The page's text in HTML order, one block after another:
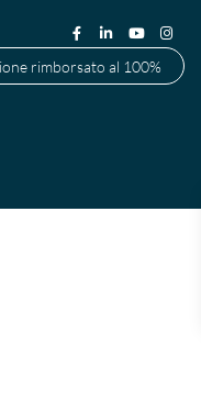
rimborsato al 100%